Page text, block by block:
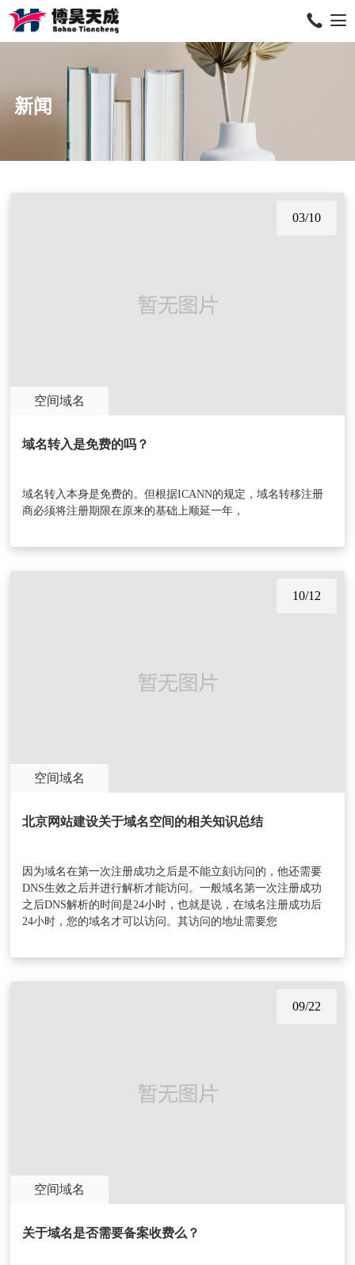
新闻
03/10
空间域名
域名转入是免费的吗？
域名转入本身是免费的。但根据ICANN的规定，域名转移注册
商必须将注册期限在原来的基础上顺延一年，
10/12
空间域名
北京网站建设关于域名空间的相关知识总结
因为域名在第一次注册成功之后是不能立刻访问的，他还需要
DNS生效之后并进行解析才能访问。一般域名第一次注册成功
之后DNS解析的时间是24小时，也就是说，在域名注册成功后
24小时，您的域名才可以访问。其访问的地址需要您
09/22
空间域名
关于域名是否需要备案收费么？